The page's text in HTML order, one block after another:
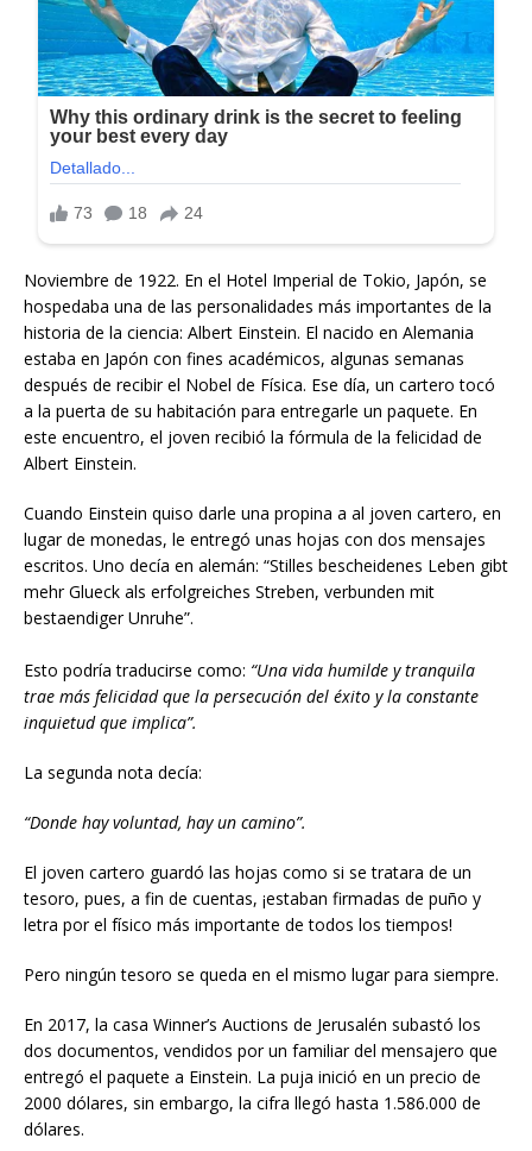
Noviembre de 1922. En el Hotel Imperial de Tokio, Japón, se
hospedaba una de las personalidades más importantes de la
historia de la ciencia: Albert Einstein. El nacido en Alemania
estaba en Japón con fines académicos, algunas semanas
después de recibir el Nobel de Física. Ese día, un cartero tocó
a la puerta de su habitación para entregarle un paquete. En
este encuentro, el joven recibió la fórmula de la felicidad de
Albert Einstein.
Cuando Einstein quiso darle una propina a al joven cartero, en
lugar de monedas, le entregó unas hojas con dos mensajes
escritos. Uno decía en alemán: “Stilles bescheidenes Leben gibt
mehr Glueck als erfolgreiches Streben, verbunden mit
bestaendiger Unruhe”.
Esto podría traducirse como: “Una vida humilde y tranquila
trae más felicidad que la persecución del éxito y la constante
inquietud que implica”.
La segunda nota decía:
“Donde hay voluntad, hay un camino”.
El joven cartero guardó las hojas como si se tratara de un
tesoro, pues, a fin de cuentas, ¡estaban firmadas de puño y
letra por el físico más importante de todos los tiempos!
Pero ningún tesoro se queda en el mismo lugar para siempre.
En 2017, la casa Winner’s Auctions de Jerusalén subastó los
dos documentos, vendidos por un familiar del mensajero que
entregó el paquete a Einstein. La puja inició en un precio de
2000 dólares, sin embargo, la cifra llegó hasta 1.586.000 de
dólares.